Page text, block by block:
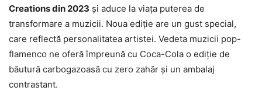
Creations din 2023 şi aduce la viaţa puterea de
transformare a muzicii. Noua ediţie are un gust special,
care reflectă personalitatea artistei. Vedeta muzicii pop-
flamenco ne oferă împreună cu Coca-Cola o ediţie de
băutură carbogazoasă cu zero zahăr şi un ambalaj
contrastant.